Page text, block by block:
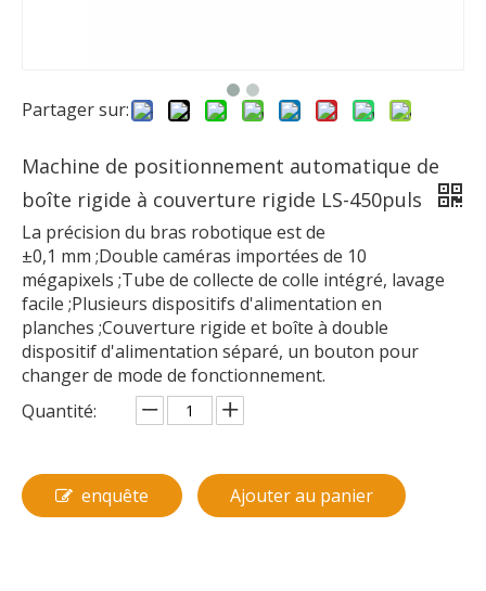
Partager sur:
Machine de positionnement automatique de
boîte rigide à couverture rigide LS-450puls
La précision du bras robotique est de
±0,1 mm ;Double caméras importées de 10
mégapixels ;Tube de collecte de colle intégré, lavage
facile ;Plusieurs dispositifs d'alimentation en
planches ;Couverture rigide et boîte à double
dispositif d'alimentation séparé, un bouton pour
changer de mode de fonctionnement.
Quantité:
enquête Ajouter au panier